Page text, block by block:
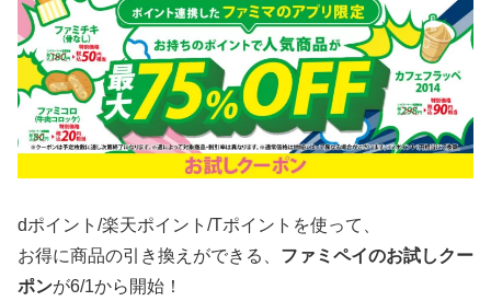
dポイント/楽天ポイント/Tポイントを使って、
お得に商品の引き換えができる、 ファミペイのお試しクー
ポンが6/1から開始！